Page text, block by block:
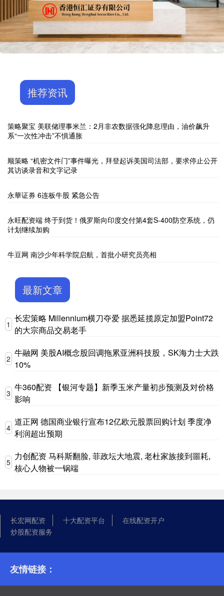
推荐资讯
策略聚宝 美联储理事米兰：2月非农数据强化降息理由，油价飙升
系“一次性冲击”不惧通胀
顺策略 “机密文件门”事件曝光，拜登起诉美国司法部，要求停止公开
其访谈录音和文字记录
永華证券 6连板牛股 紧急公告
永旺配资端 终于到货！俄罗斯向印度交付第4套S-400防空系统，仍
计划继续加购
牛豆网 南沙少年科学院启航，首批小研究员亮相
最新文章
1
长宏策略 Millennium横刀夺爱 据悉延揽原定加盟Point72
的大宗商品交易老手
2
牛融网 美股AI概念股回调拖累亚洲科技股，SK海力士大跌
10%
3
牛360配资 【银河专题】新季玉米产量初步预测及对价格
影响
4
道正网 德国商业银行宣布12亿欧元股票回购计划 季度净
利润超出预期
5
力创配资 马科斯翻脸, 菲政坛大地震, 老杜家族接到噩耗,
核心人物被一锅端
长宏网配资 十大配资平台
在线配资开户
炒股配资服务
友情链接：